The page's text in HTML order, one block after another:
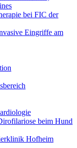
bei FIC der
Eingriffe am
beim Hund
Hofheim